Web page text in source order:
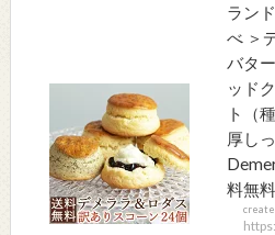
ラン
べ ＞
バタ
ッド
ト（
厚し
料無